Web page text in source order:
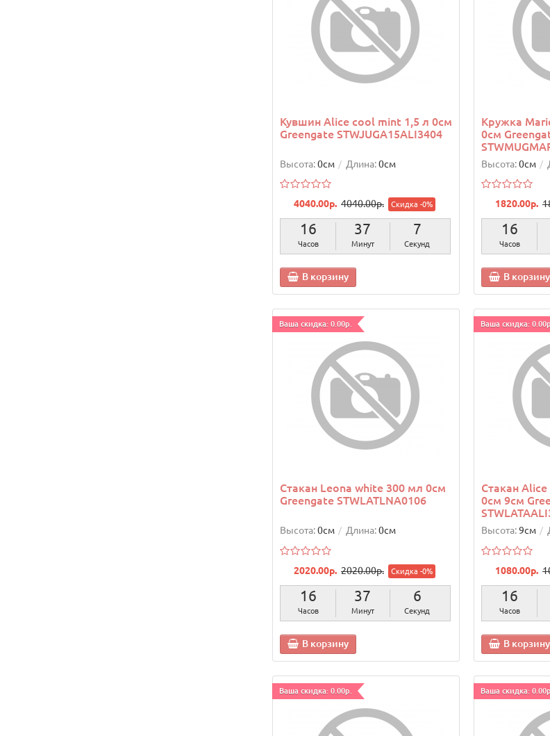
Кувшин Alice cool mint 1,5 л 0см
Greengate STWJUGA15ALI3404
Высота:0см Длина:0см
4040.00р. 4040.00р. Скидка -0%
16
Часов
37
Минут
6
Секунд
В корзину
Кружка
0см
Высота:0см
1820.00р.
16
Часов
В корзину
Ваша скидка: 0.00р.
Стакан Leona white 300 мл 0см
Greengate STWLATLNA0106
Высота:0см Длина:0см
2020.00р. 2020.00р. Скидка -0%
16
Часов
37
Минут
5
Секунд
В корзину
Ваша скидка:
Стакан
0см 9см
Высота:9см
1080.00р.
16
Часов
В корзину
Ваша скидка: 0.00р. Ваша скидка: 0.00р.